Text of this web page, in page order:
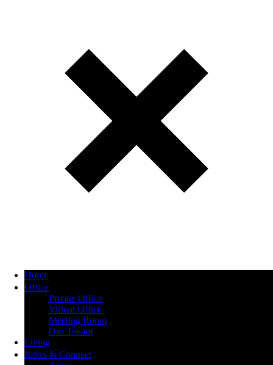
Home
Office
Private Office
Virtual Office
Meeting Room
Our Tenant
Living
Relax & Connect